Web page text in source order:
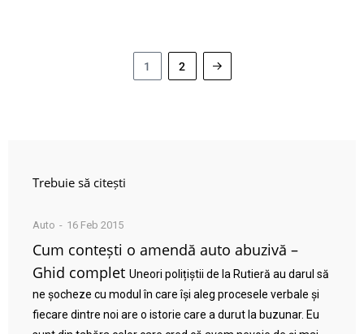
1 2
Trebuie să citești
Auto 16 Feb 2015
Cum contești o amendă auto abuzivă –
Ghid complet Uneori polițiștii de la Rutieră au darul să
ne șocheze cu modul în care își aleg procesele verbale și
fiecare dintre noi are o istorie care a durut la buzunar. Eu